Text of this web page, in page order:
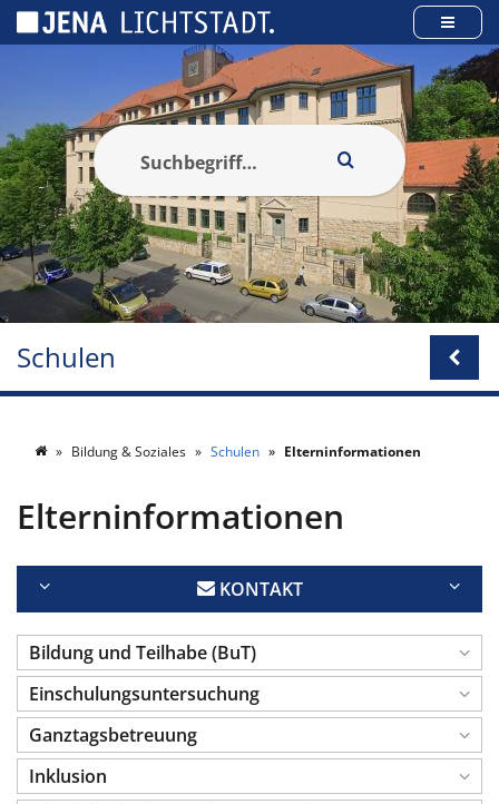
Schulen
Bildung & Soziales Schulen Elterninformationen
Elterninformationen
KONTAKT
Bildung und Teilhabe (BuT)
Einschulungsuntersuchung
Ganztagsbetreuung
Inklusion
Cookie-Einstellungen